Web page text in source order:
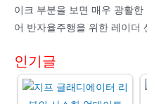
이크 부분을 보면 매우 광활
어 반자율주행을 위한 레이더
인기글